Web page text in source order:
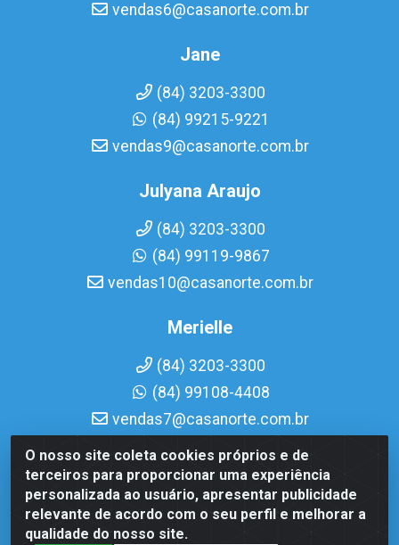
O nosso site coleta cookies próprios e de
terceiros para proporcionar uma experiência
personalizada ao usuário, apresentar publicidade
relevante de acordo com o seu perfil e melhorar a
qualidade do nosso site.
vendas6@casanorte.com.br
Jane
(84) 3203-3300
(84) 99215-9221
vendas9@casanorte.com.br
Julyana Araujo
(84) 3203-3300
(84) 99119-9867
vendas10@casanorte.com.br
Merielle
(84) 3203-3300
(84) 99108-4408
vendas7@casanorte.com.br
Casa Norte LTDA - Av. Interventor Mário Câmara, 1815 -
Dix-Sept Rosado, Natal/RN - CEP 59054-600 - CNPJ
08.713.513/0001-51